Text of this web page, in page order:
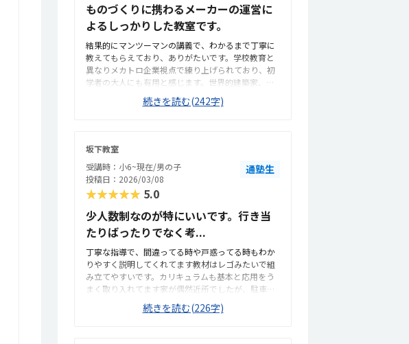
ものづくりに携わるメーカーの運営に
よるしっかりした教室です。
結果的にマンツーマンの講義で、わかるまで丁寧に
教えてもらえており、ありがたいです。学校教育と
異なりメカトロ企業視点で練り上げられており、初
学者の大人にも有用と感じます。世界的建築家、安
藤忠雄の建築で学べるのは稀有な体験かと思いま
す。教室はアイデアを凝らして日々改善されてお
ます。企業の第一線で活躍されていた技術者の方か
ら教えていただけるのはロボキューブさん(特に坂下
教室)の強みかと思います。
続きを読む(242字)
坂下教室
受講時：小6~現在/男の子
投稿日：2026/03/08
通塾生
★★★★★ 5.0
少人数制なのが特にいいです。行き当
たりばったりでなく考...
丁寧な指導で、間違ってる時や戸惑ってる時もわか
りやすく説明してくれてます教材はレゴみたいで組
み立てやすいです。カリキュラムも基本と応用をう
まく取り入れてます家が偶然近所でしたが、駐車場
も広く車で通うには不便はないです設備も清潔感が
あり教室内も明るく学習するにはいい環境と思いま
続きを読む(226字)